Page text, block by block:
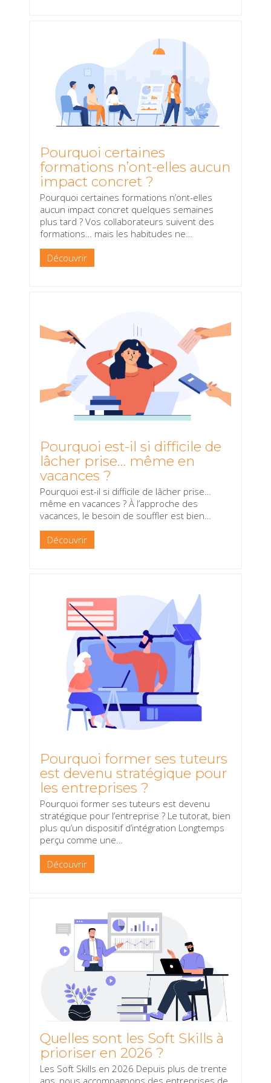
Pourquoi certaines
formations n’ont-elles aucun
impact concret ?
Pourquoi certaines formations n’ont-elles
aucun impact concret quelques semaines
plus tard ? Vos collaborateurs suivent des
formations… mais les habitudes ne
Découvrir
Pourquoi est-il si difficile de
lâcher prise… même en
vacances ?
Pourquoi est-il si difficile de lâcher prise…
même en vacances ? À l’approche des
vacances, le besoin de souffler est bien…
Découvrir
Pourquoi former ses tuteurs
est devenu stratégique pour
les entreprises ?
Pourquoi former ses tuteurs est devenu
stratégique pour l’entreprise ? Le tutorat, bien
plus qu’un dispositif d’intégration Longtemps
perçu comme une…
Découvrir
Quelles sont les Soft Skills à
prioriser en 2026 ?
Les Soft Skills en 2026 Depuis plus de trente